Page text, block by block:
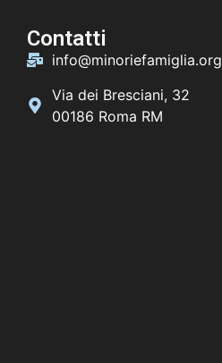
Contatti
info@minoriefamiglia.org
Via dei Bresciani, 32
00186 Roma RM